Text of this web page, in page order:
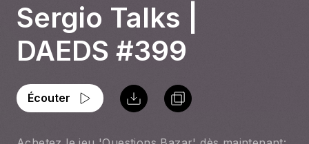
Sergio Talks |
DAEDS #399
Écouter